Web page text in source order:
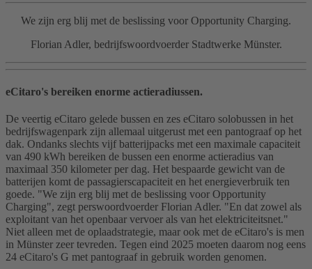
We zijn erg blij met de beslissing voor Opportunity Charging.
Florian Adler, bedrijfswoordvoerder Stadtwerke Münster.
eCitaro's bereiken enorme actieradiussen.
De veertig eCitaro gelede bussen en zes eCitaro solobussen in het
bedrijfswagenpark zijn allemaal uitgerust met een pantograaf op het
dak. Ondanks slechts vijf batterijpacks met een maximale capaciteit
van 490 kWh bereiken de bussen een enorme actieradius van
maximaal 350 kilometer per dag. Het bespaarde gewicht van de
batterijen komt de passagierscapaciteit en het energieverbruik ten
goede. "We zijn erg blij met de beslissing voor Opportunity
Charging", zegt perswoordvoerder Florian Adler. "En dat zowel als
exploitant van het openbaar vervoer als van het elektriciteitsnet."
Niet alleen met de oplaadstrategie, maar ook met de eCitaro's is men
in Münster zeer tevreden. Tegen eind 2025 moeten daarom nog eens
24 eCitaro's G met pantograaf in gebruik worden genomen.